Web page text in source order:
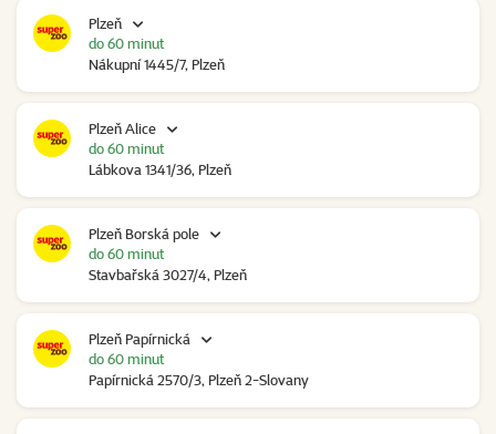
Plzeň
Nákupní 1445/7, Plzeň
do 60 minut
Plzeň Alice
Lábkova 1341/36, Plzeň
do 60 minut
Plzeň Borská pole
Stavbařská 3027/4, Plzeň
do 60 minut
Plzeň Papírnická
Papírnická 2570/3, Plzeň 2-Slovany
do 60 minut